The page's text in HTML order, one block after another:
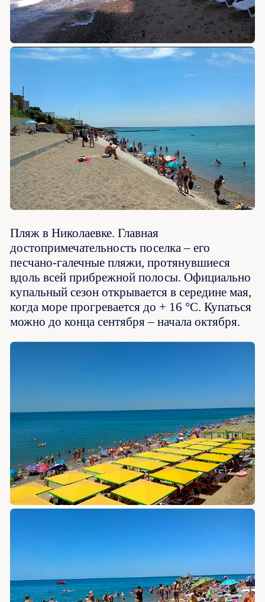
Пляж в Николаевке. Главная
достопримечательность поселка – его
песчано-галечные пляжи, протянувшиеся
вдоль всей прибрежной полосы. Официально
купальный сезон открывается в середине мая,
когда море прогревается до + 16 °С. Купаться
можно до конца сентября – начала октября.